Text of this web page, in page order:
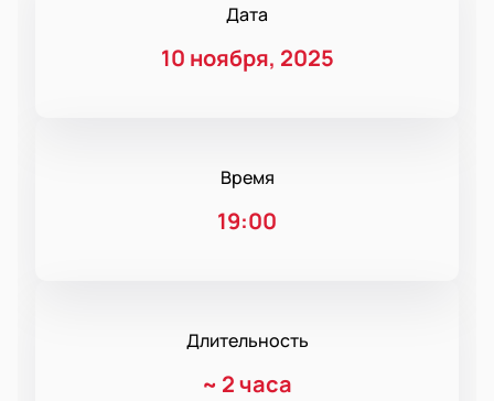
Дата
10 ноября, 2025
Время
19:00
Длительность
~ 2 часа